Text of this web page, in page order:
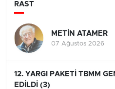
RAST
METİN ATAMER
07 Ağustos 2026
12. YARGI PAKETİ TBMM
EDİLDİ (3)